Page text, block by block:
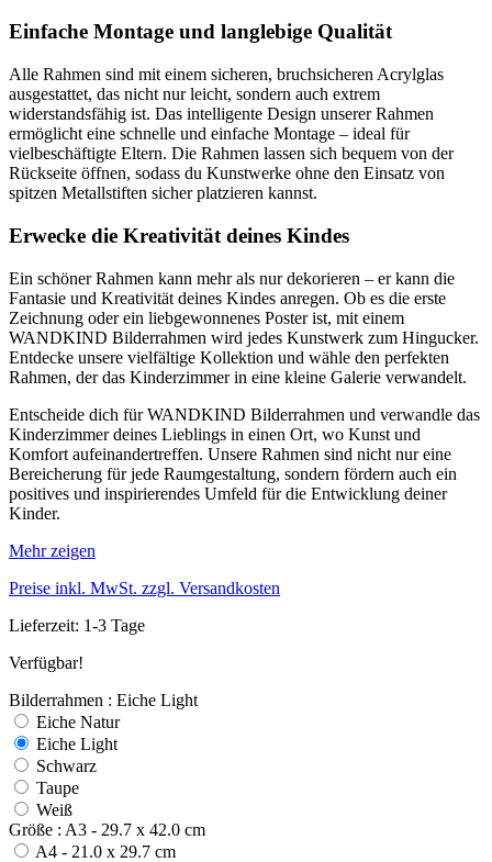
Einfache Montage und langlebige Qualität
Alle Rahmen sind mit einem sicheren, bruchsicheren Acrylglas
ausgestattet, das nicht nur leicht, sondern auch extrem
widerstandsfähig ist. Das intelligente Design unserer Rahmen
ermöglicht eine schnelle und einfache Montage – ideal für
vielbeschäftigte Eltern. Die Rahmen lassen sich bequem von der
Rückseite öffnen, sodass du Kunstwerke ohne den Einsatz von
spitzen Metallstiften sicher platzieren kannst.
Erwecke die Kreativität deines Kindes
Ein schöner Rahmen kann mehr als nur dekorieren – er kann die
Fantasie und Kreativität deines Kindes anregen. Ob es die erste
Zeichnung oder ein liebgewonnenes Poster ist, mit einem
WANDKIND Bilderrahmen wird jedes Kunstwerk zum Hingucker.
Entdecke unsere vielfältige Kollektion und wähle den perfekten
Rahmen, der das Kinderzimmer in eine kleine Galerie verwandelt.
Entscheide dich für WANDKIND Bilderrahmen und verwandle das
Kinderzimmer deines Lieblings in einen Ort, wo Kunst und
Komfort aufeinandertreffen. Unsere Rahmen sind nicht nur eine
Bereicherung für jede Raumgestaltung, sondern fördern auch ein
positives und inspirierendes Umfeld für die Entwicklung deiner
Kinder.
Mehr zeigen
Preise inkl. MwSt. zzgl. Versandkosten
Lieferzeit: 1-3 Tage
Verfügbar!
Bilderrahmen : Eiche Light
Eiche Natur
Eiche Light
Schwarz
Taupe
Weiß
Größe : A3 - 29.7 x 42.0 cm
A4 - 21.0 x 29.7 cm